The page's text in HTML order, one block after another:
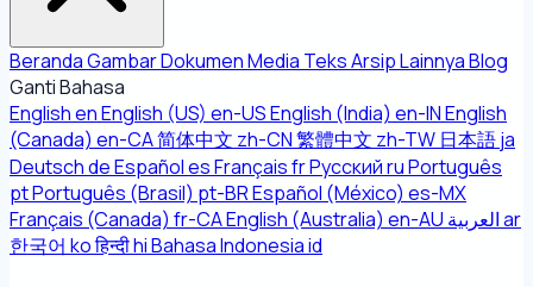
BerandaGambarDokumenMedia TeksArsipLainnyaBlog
Ganti Bahasa
EnglishenEnglish (US) en-USEnglish (India) en-INEnglish
(Canada) en-CA简体中文 zh-CN繁體中文 zh-TW 日本語ja
DeutschdeEspañolesFrançaisfrРусскийruPortuguês
ptPortuguês (Brasil) pt-BREspañol (México) es-MX
Français (Canada) fr-CAEnglish (Australia) en-AU العربيةar
한국어 koहिन्दीhiBahasa Indonesiaid